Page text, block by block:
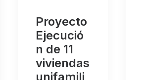
Proyecto
Ejecució
n de 11
viviendas
unifamili